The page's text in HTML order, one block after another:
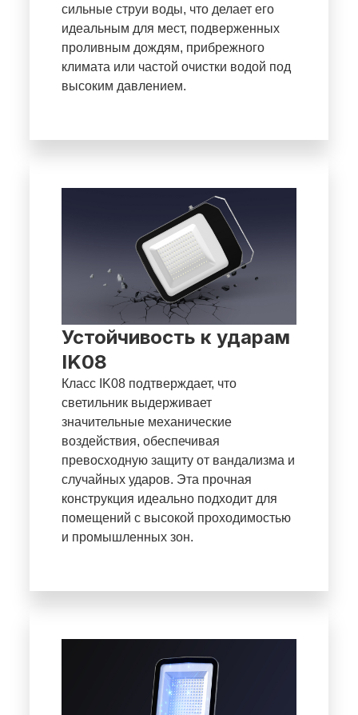
сильные струи воды, что делает его
идеальным для мест, подверженных
проливным дождям, прибрежного
климата или частой очистки водой под
высоким давлением.
Устойчивость к ударам
IK08
Класс IK08 подтверждает, что
светильник выдерживает
значительные механические
воздействия, обеспечивая
превосходную защиту от вандализма и
случайных ударов. Эта прочная
конструкция идеально подходит для
помещений с высокой проходимостью
и промышленных зон.